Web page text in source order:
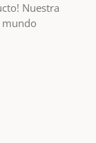
Nuestra